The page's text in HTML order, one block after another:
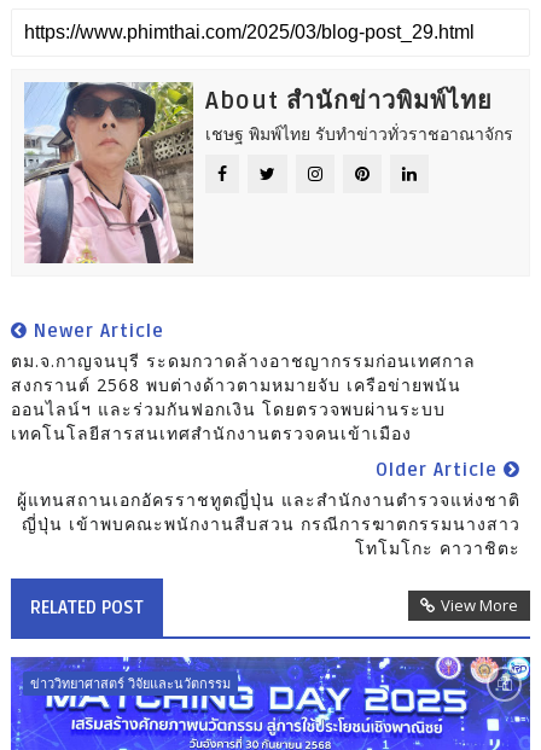
About สำนักข่าวพิมพ์ไทย
เชษฐ พิมพ์ไทย รับทำข่าวทั่วราชอาณาจักร
Newer Article
ตม.จ.กาญจนบุรี ระดมกวาดล้างอาชญากรรมก่อนเทศกาล
สงกรานต์ 2568 พบต่างด้าวตามหมายจับ เครือข่ายพนัน
ออนไลน์ฯ และร่วมกันฟอกเงิน โดยตรวจพบผ่านระบบ
เทคโนโลยีสารสนเทศสำนักงานตรวจคนเข้าเมือง
Older Article
ผู้แทนสถานเอกอัครราชทูตญี่ปุ่น และสำนักงานตำรวจแห่งชาติ
ญี่ปุ่น เข้าพบคณะพนักงานสืบสวน กรณีการฆาตกรรมนางสาว
โทโมโกะ คาวาชิตะ
RELATED POST View More
ข่าววิทยาศาสตร์ วิจัยและนวัตกรรม